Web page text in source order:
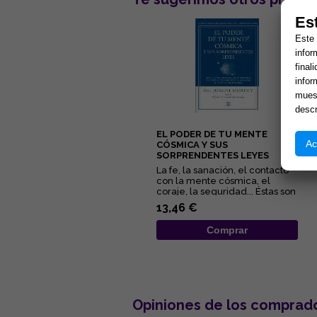
EL PODER DE TU MENTE
CÓSMICA Y SUS
SORPRENDENTES LEYES
La fe, la sanación, el contacto
con la mente cósmica, el
coraje, la seguridad... Éstas son
algunas de las quin...
13,46 €
Comprar
Opiniones de los
Este